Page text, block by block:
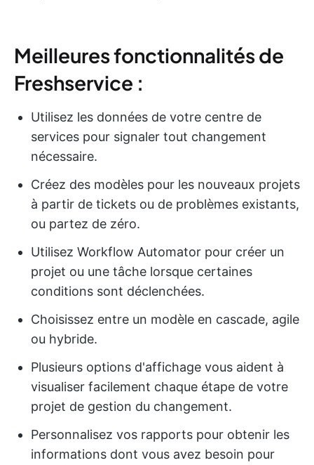
Meilleures fonctionnalités de
Freshservice :
Utilisez les données de votre centre de
services pour signaler tout changement
nécessaire.
Créez des modèles pour les nouveaux projets
à partir de tickets ou de problèmes existants,
ou partez de zéro.
Utilisez Workflow Automator pour créer un
projet ou une tâche lorsque certaines
conditions sont déclenchées.
Choisissez entre un modèle en cascade, agile
ou hybride.
Plusieurs options d'affichage vous aident à
visualiser facilement chaque étape de votre
projet de gestion du changement.
Personnalisez vos rapports pour obtenir les
informations dont vous avez besoin pour